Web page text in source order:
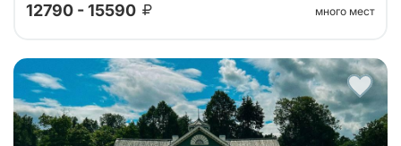
Автобусный тур в Пушкинские горы на 2 дня из
Санкт-Петербурга. Погружение в атмосферу
усадеб, парков и знаковых мест, связанных с
жизнью и творчеством Александра Сергееви...
12790 - 15590
много мест